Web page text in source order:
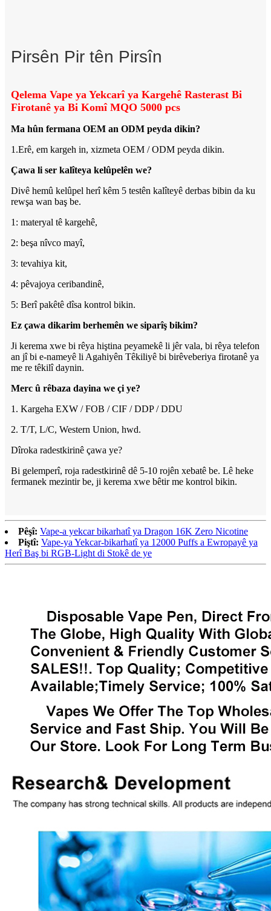
Pirsên Pir tên Pirsîn
Qelema Vape ya Yekcarî ya Kargehê Rasterast Bi
Firotanê ya Bi Komî MQO 5000 pcs
Ma hûn fermana OEM an ODM peyda dikin?
1.Erê, em kargeh in, xizmeta OEM / ODM peyda dikin.
Çawa li ser kalîteya kelûpelên we?
Divê hemû kelûpel herî kêm 5 testên kalîteyê derbas bibin da ku
rewşa wan baş be.
1: materyal tê kargehê,
2: beşa nîvco mayî,
3: tevahiya kit,
4: pêvajoya ceribandinê,
5: Berî pakêtê dîsa kontrol bikin.
Ez çawa dikarim berhemên we siparîş bikim?
Ji kerema xwe bi rêya hiştina peyamekê li jêr vala, bi rêya telefon
an jî bi e-nameyê li Agahiyên Têkiliyê bi birêveberiya firotanê ya
me re têkilî daynin.
Merc û rêbaza dayina we çi ye?
1. Kargeha EXW / FOB / CIF / DDP / DDU
2. T/T, L/C, Western Union, hwd.
Dîroka radestkirinê çawa ye?
Bi gelemperî, roja radestkirinê dê 5-10 rojên xebatê be. Lê heke
fermanek mezintir be, ji kerema xwe bêtir me kontrol bikin.
Pêşî: Vape-a yekcar bikarhatî ya Dragon 16K Zero Nicotine
Piştî: Vape-ya Yekcar-bikarhatî ya 12000 Puffs a Ewropayê ya
Herî Baş bi RGB-Light di Stokê de ye